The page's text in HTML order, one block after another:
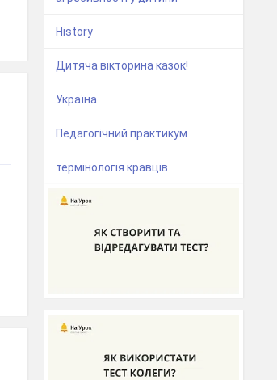
History
Дитяча вікторина казок!
Україна
Педагогічний практикум
термінологія кравців